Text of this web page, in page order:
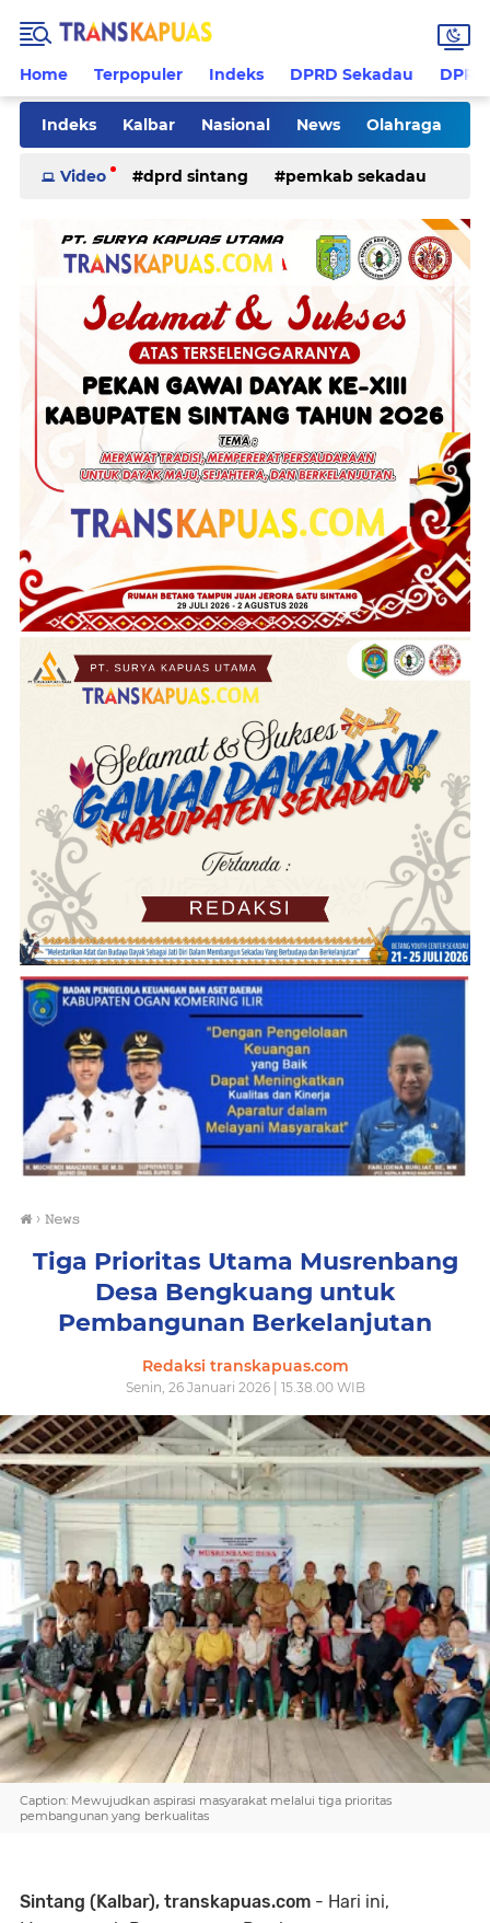
Home Terpopuler Indeks DPRD Sekadau
Indeks Kalbar Nasional News Olahraga
Pilkades Rohani Sanggau Sekadau
kriminal
Video dprd sintang pemkab sekadau
› 𝙽𝚎𝚠𝚜
Tiga Prioritas Utama Musrenbang
Desa Bengkuang untuk
Pembangunan Berkelanjutan
Redaksi transkapuas.com
Senin, 26 Januari 2026 | 15.38.00 WIB
Caption: Mewujudkan aspirasi masyarakat melalui tiga prioritas
pembangunan yang berkualitas
Sintang (Kalbar), transkapuas.com - Hari ini,